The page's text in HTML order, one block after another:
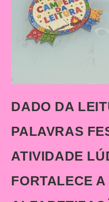
DADO DA
PALAVRAS
ATIVIDADE
FORTALECE A